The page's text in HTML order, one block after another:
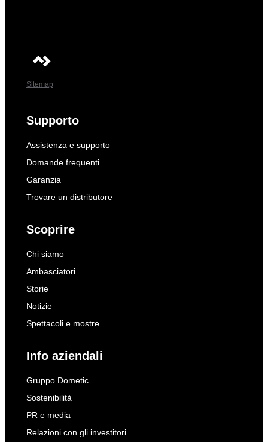
Sitemap
Supporto
Assistenza e supporto
Domande frequenti
Garanzia
Trovare un distributore
Scoprire
Chi siamo
Ambasciatori
Storie
Notizie
Spettacoli e mostre
Info aziendali
Gruppo Dometic
Sostenibilità
PR e media
Relazioni con gli investitori